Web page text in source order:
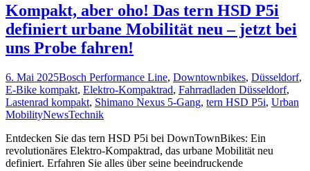
Kompakt, aber oho! Das tern HSD P5i
definiert urbane Mobilität neu – jetzt bei
uns Probe fahren!
6. Mai 2025Bosch Performance Line, Downtownbikes, Düsseldorf,
E-Bike kompakt, Elektro-Kompaktrad, Fahrradladen Düsseldorf,
Lastenrad kompakt, Shimano Nexus 5-Gang, tern HSD P5i, Urban
MobilityNewsTechnik
Entdecken Sie das tern HSD P5i bei DownTownBikes: Ein
revolutionäres Elektro-Kompaktrad, das urbane Mobilität neu
definiert. Erfahren Sie alles über seine beeindruckende